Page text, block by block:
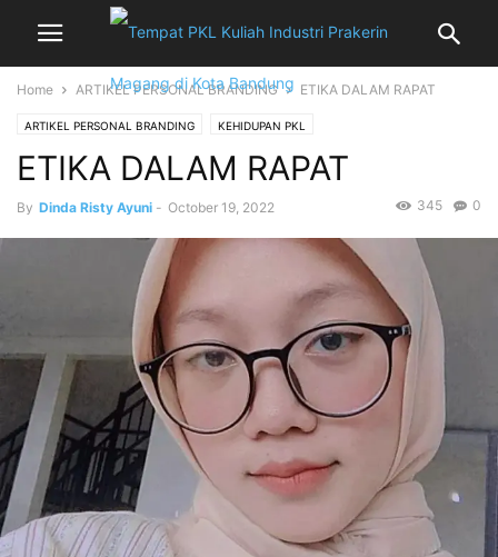
Home ARTIKEL PERSONAL BRANDING ETIKA DALAM RAPAT
ARTIKEL PERSONAL BRANDING KEHIDUPAN PKL
ETIKA DALAM RAPAT
By Dinda Risty Ayuni - October 19, 2022 0
345